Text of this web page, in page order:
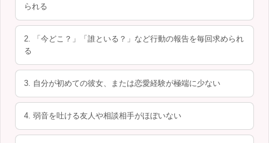
られる
2. 「今どこ？」「誰といる？」など行動の報告を毎回求められ
る
3. 自分が初めての彼女、または恋愛経験が極端に少ない
4. 弱音を吐ける友人や相談相手がほぼいない